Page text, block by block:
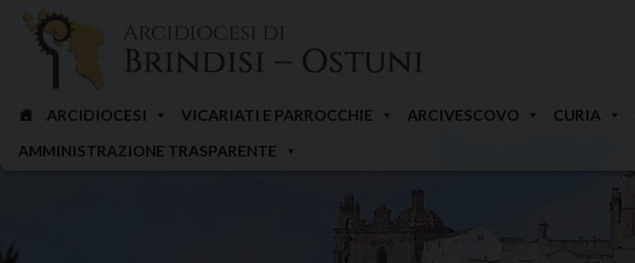
Skip
content
ARCIDIOCESI VICARIATI E PARROCCHIE ARCIVESCOVO CURIA
AMMINISTRAZIONE TRASPARENTE